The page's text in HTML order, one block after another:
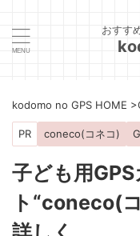
おすす
kodomo no GPS HOME >
PR coneco(コネコ)
子ども用GPS
ト“coneco(